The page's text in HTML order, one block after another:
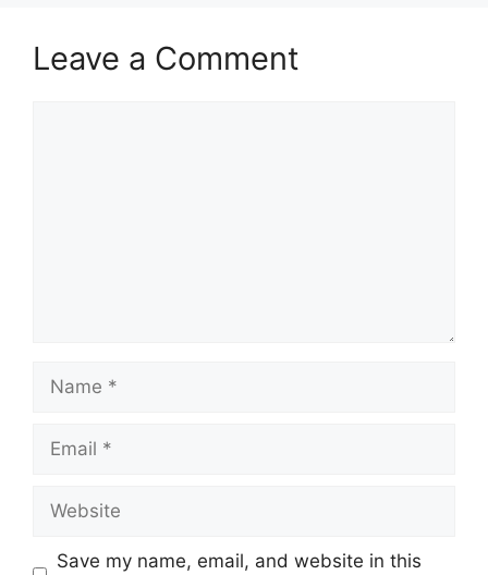
Leave a Comment
Save my name, email, and website in this